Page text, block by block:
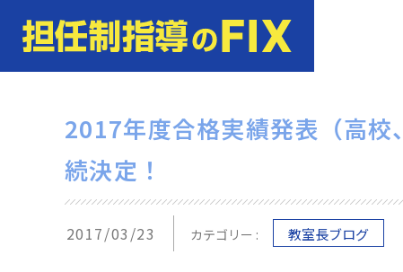
2017年度合格実績発表（高
続決定！
2017/03/23 カテゴリー : 教室長ブログ